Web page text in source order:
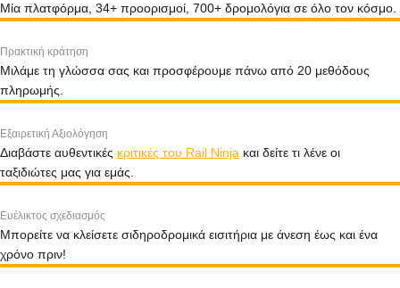
Μία πλατφόρμα, 34+ προορισμοί, 700+ δρομολόγια σε όλο τον κόσμο.
Πρακτική κράτηση
Μιλάμε τη γλώσσα σας και προσφέρουμε πάνω από 20 μεθόδους
πληρωμής.
Εξαιρετική Αξιολόγηση
Διαβάστε αυθεντικές κριτικές του Rail Ninja και δείτε τι λένε οι
ταξιδιώτες μας για εμάς.
Ευέλικτος σχεδιασμός
Μπορείτε να κλείσετε σιδηροδρομικά εισιτήρια με άνεση έως και ένα
χρόνο πριν!